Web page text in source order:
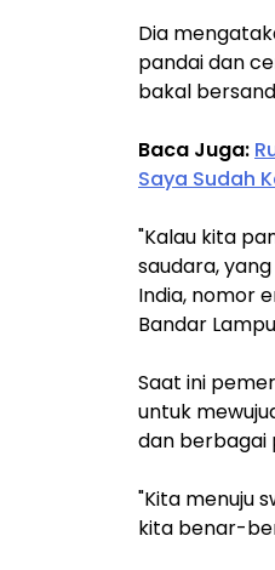
Dia
pandai dan
bakal
Baca Juga:
Saya Sudah
"Kalau kita
saudara,
India, nomor
Bandar
Saat ini
untuk
dan berbagai
"Kita menuju
kita benar-